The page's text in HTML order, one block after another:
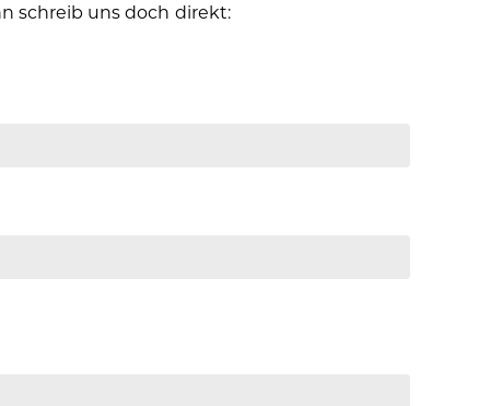
schreib uns doch direkt: